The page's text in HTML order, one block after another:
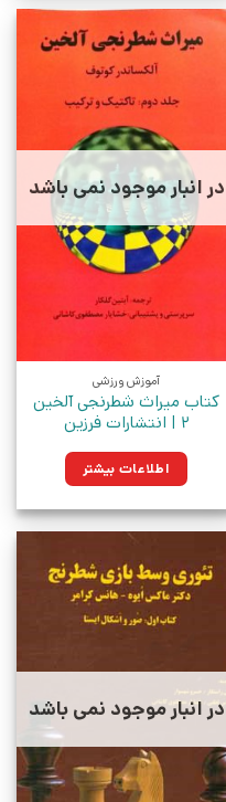
در انبار موجود نمی باشد
آموزش ورزشی
کتاب میراث شطرنجی آلخین
2 | انتشارات فرزین
اطلاعات بیشتر
در انبار موجود نمی باشد